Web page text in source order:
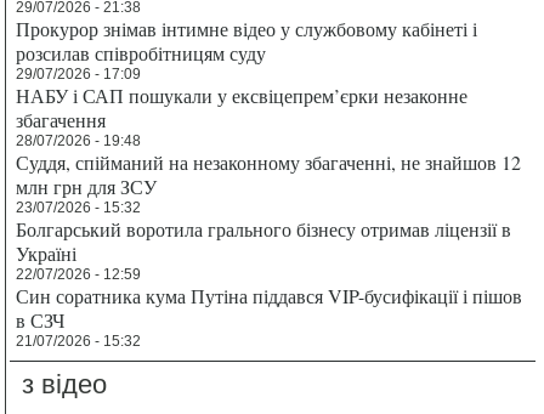
29/07/2026 - 21:38
Прокурор знімав інтимне відео у службовому кабінеті і
розсилав співробітницям суду
29/07/2026 - 17:09
НАБУ і САП пошукали у ексвіцепрем’єрки незаконне
збагачення
28/07/2026 - 19:48
Суддя, спійманий на незаконному збагаченні, не знайшов 12
млн грн для ЗСУ
23/07/2026 - 15:32
Болгарський воротила грального бізнесу отримав ліцензії в
Україні
22/07/2026 - 12:59
Син соратника кума Путіна піддався VIP-бусифікації і пішов
в СЗЧ
21/07/2026 - 15:32
з відео